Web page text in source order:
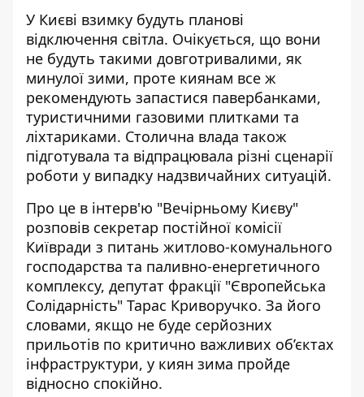
У Києві взимку будуть планові
відключення світла. Очікується, що вони
не будуть такими довготривалими, як
минулої зими, проте киянам все ж
рекомендують запастися павербанками,
туристичними газовими плитками та
ліхтариками. Столична влада також
підготувала та відпрацювала різні сценарії
роботи у випадку надзвичайних ситуацій.
Про це в інтерв'ю "Вечірньому Києву"
розповів секретар постійної комісії
Київради з питань житлово-комунального
господарства та паливно-енергетичного
комплексу, депутат фракції "Європейська
Солідарність" Тарас Криворучко. За його
словами, якщо не буде серйозних
прильотів по критично важливих об’єктах
інфраструктури, у киян зима пройде
відносно спокійно.